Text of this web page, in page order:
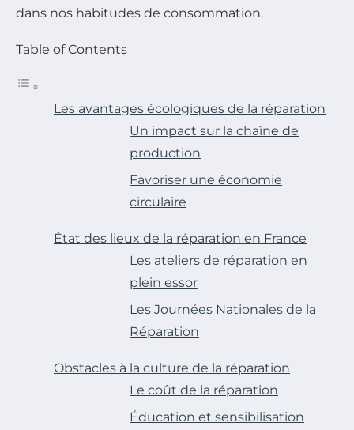
dans nos habitudes de consommation.
Table of Contents
Les avantages écologiques de la réparation
Un impact sur la chaîne de
production
Favoriser une économie
circulaire
État des lieux de la réparation en France
Les ateliers de réparation en
plein essor
Les Journées Nationales de la
Réparation
Obstacles à la culture de la réparation
Le coût de la réparation
Éducation et sensibilisation